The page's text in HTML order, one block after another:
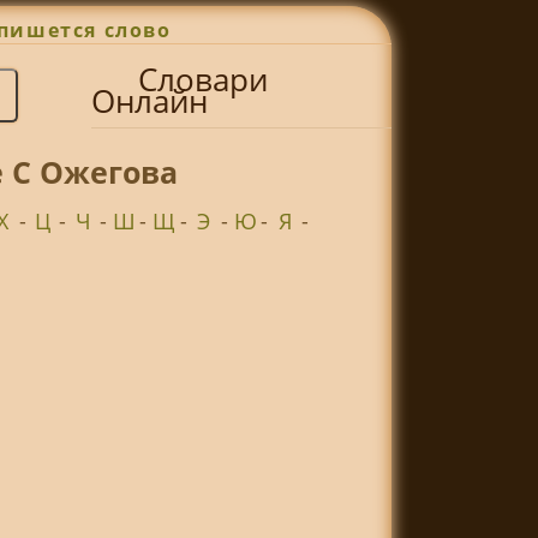
слово
Словари
Онлайн
С Ожегова
- Ц - Ч - Ш - Щ - Э - Ю- Я -